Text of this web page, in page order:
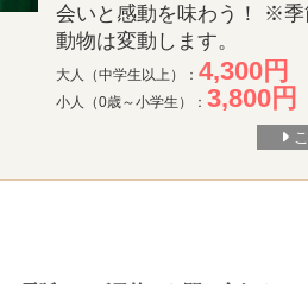
会いと感動を味わう！ ※
動物は変動します。
大人（中学生以上）： 4,300円
小人（0歳～小学生）： 3,800円